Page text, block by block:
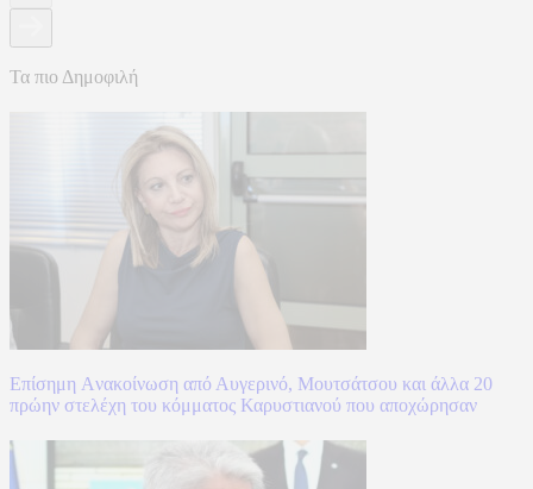
Τα πιο Δημοφιλή
Επίσημη Aνακοίνωση από Αυγερινό, Μουτσάτσου και άλλα 20
πρώην στελέχη του κόμματος Καρυστιανού που αποχώρησαν